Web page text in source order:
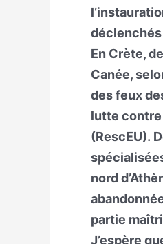
déclenchés
En Crète,
Canée,
des feux
lutte contre
(RescEU).
nord
partie
J’espère